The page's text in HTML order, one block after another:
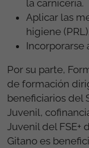
la carnicería.
Aplicar las
higiene (PRL).
Incorporarse
Por su parte,
de formación
beneficiarios del
Juvenil,
Juvenil del FSE+
Gitano es